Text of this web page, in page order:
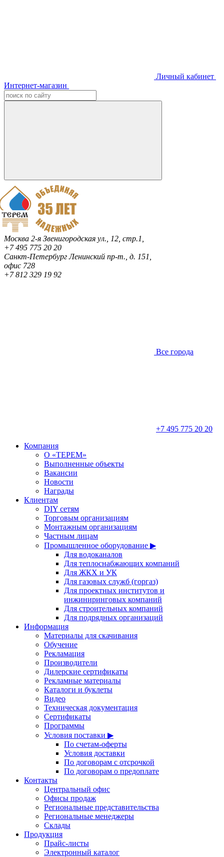
Личный кабинет
Интернет-магазин
Москва 2-я Звенигородская ул., 12, стр.1,
+7 495 775 20 20
Санкт-ПетербургЛенинский пр-т., д. 151,
офис 728
+7 812 329 19 92
Все города
+7 495 775 20 20
Компания
О «ТЕРЕМ»
Выполненные объекты
Вакансии
Новости
Награды
Клиентам
DIY сетям
Торговым организациям
Монтажным организациям
Частным лицам
Промышленное оборудование ▶
Для водоканалов
Для теплоснабжающих компаний
Для ЖКХ и УК
Для газовых служб (горгаз)
Для проектных институтов и
инжиниринговых компаний
Для строительных компаний
Для подрядных организаций
Информация
Материалы для скачивания
Обучение
Рекламация
Производители
Дилерские сертификаты
Рекламные материалы
Каталоги и буклеты
Видео
Техническая документация
Сертификаты
Программы
Условия поставки ▶
По счетам-оферты
Условия доставки
По договорам с отсрочкой
По договорам о предоплате
Контакты
Центральный офис
Офисы продаж
Региональные представительства
Региональные менеджеры
Склады
Продукция
Прайс-листы
Электронный каталог